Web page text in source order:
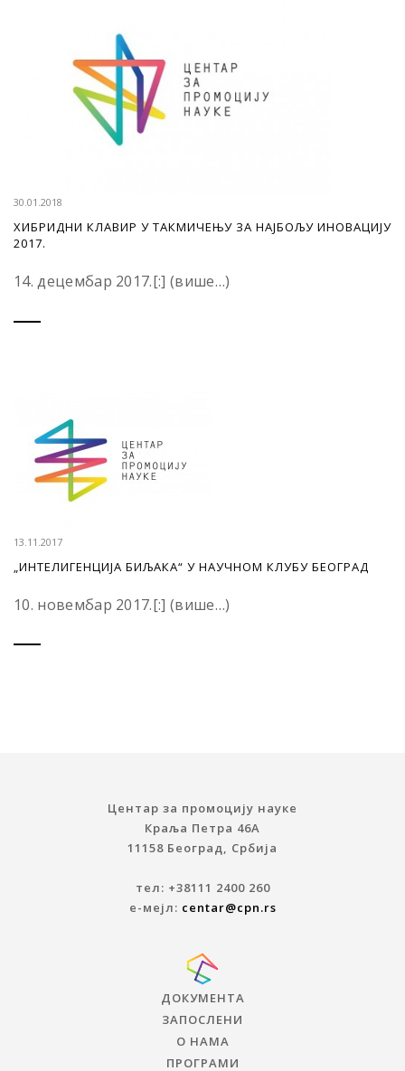
30.01.2018
ХИБРИДНИ КЛАВИР У ТАКМИЧЕЊУ ЗА НАЈБОЉУ ИНОВАЦИЈУ
2017.
14. децембар 2017.[:] (више…)
13.11.2017
„ИНТЕЛИГЕНЦИЈА БИЉАКА“ У НАУЧНОМ КЛУБУ БЕОГРАД
10. новембар 2017.[:] (више…)
Центар за промоцију науке
Краља Петра 46A
11158 Београд, Србија
тел: +38111 2400 260
е-мејл: centar@cpn.rs
ДОКУМЕНТА
ЗАПОСЛЕНИ
О НАМА
ПРОГРАМИ